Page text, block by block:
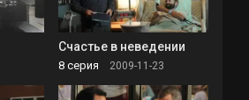
Счастье в неведении
8 серия 2009-11-23